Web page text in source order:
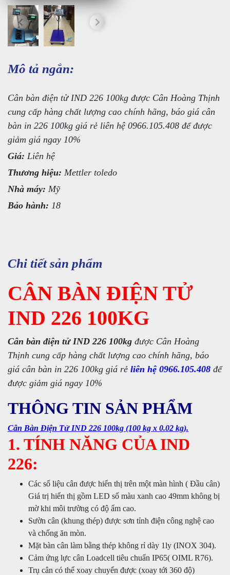
Mô tả ngắn:
Cân bàn điện tử IND 226 100kg được Cân Hoàng Thịnh
cung cấp hàng chất lượng cao chính hãng, báo giá cân
bàn in 226 100kg giá rẻ liên hệ 0966.105.408 để được
giảm giá ngay 10%
Giá: Liên hệ
Thương hiệu: Mettler toledo
Nhà máy: Mỹ
Bảo hành: 18
Chi tiết sản phẩm
CÂN BÀN ĐIỆN TỬ
IND 226 100KG
Cân bàn điện tử IND 226 100kg được Cân Hoàng
Thịnh cung cấp hàng chất lượng cao chính hãng, báo
giá cân bàn in 226 100kg giá rẻ liên hệ 0966.105.408 để
được giảm giá ngay 10%
THÔNG TIN SẢN PHẨM
Cân Bàn Điện Tử IND 226 100kg (100 kg x 0.02 kg).
1. TÍNH NĂNG CỦA IND
226:
Các số liệu cân được hiển thị trên một màn hình ( Đầu cân)
Giá trị hiển thị gồm LED số màu xanh cao 49mm không bị
mờ khi môi trường có độ ẩm cao.
Sườn cân (khung thép) được sơn tỉnh điện công nghệ cao
và chống ăn mòn.
Mặt bàn cân làm bằng thép không rỉ dày 1ly (INOX 304).
Cảm ứng lực cân Loadcell tiêu chuẩn IP65( OIML R76).
Trụ cân có thể xoay chuyển được (xoay tới 360 độ)